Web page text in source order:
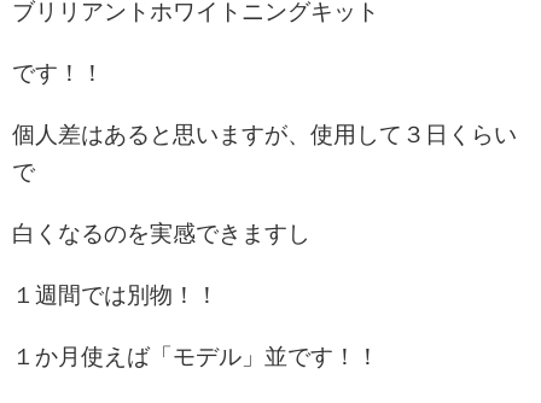
ブリリアントホワイトニングキット
です！！
個人差はあると思いますが、使用して３日くらい
で
白くなるのを実感できますし
１週間では別物！！
１か月使えば「モデル」並です！！